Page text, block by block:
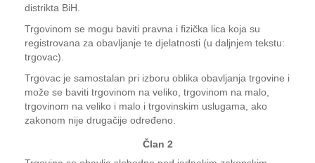
distrikta BiH.
Trgovinom se mogu baviti pravna i fizička lica koja su
registrovana za obavljanje te djelatnosti (u daljnjem tekstu:
trgovac).
Trgovac je samostalan pri izboru oblika obavljanja trgovine i
može se baviti trgovinom na veliko, trgovinom na malo,
trgovinom na veliko i malo i trgovinskim uslugama, ako
zakonom nije drugačije određeno.
Član 2